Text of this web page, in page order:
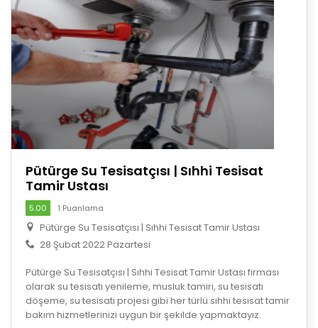
Pütürge Su Tesisatçısı | Sıhhi Tesisat
Tamir Ustası
5.00 1 Puanlama
Pütürge Su Tesisatçısı | Sıhhi Tesisat Tamir Ustası
28 Şubat 2022 Pazartesi
Pütürge Su Tesisatçısı | Sıhhi Tesisat Tamir Ustası firması
olarak su tesisatı yenileme, musluk tamiri, su tesisatı
döşeme, su tesisatı projesi gibi her türlü sıhhi tesisat tamir
bakım hizmetlerinizi uygun bir şekilde yapmaktayız.